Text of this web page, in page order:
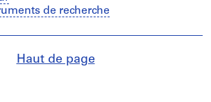
de recherche
Haut de page